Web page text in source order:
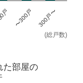
(総戸数)
〜300戸 300戸〜
た部屋の